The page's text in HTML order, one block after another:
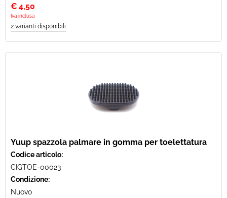
€ 4,50
Iva inclusa
Yuup spazzola palmare in gomma per toelettatura
Codice articolo:
CIGTOE-00023
Condizione:
Nuovo